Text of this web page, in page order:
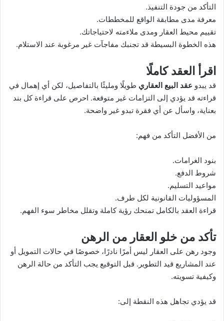
التأكد من جودة التنفيذ.
معرفة مدى مطابقة الواقع للمخططات.
تقييم محيط العقار ومدى ملاءمته لاحتياجاتك.
هذه الخطوة البسيطة قد تجنبك مفاجآت غير مرغوبة عند الاستلام.
اقرأ العقد كاملًا
قد يبدو عقد البيع العقاري طويلًا ومليئًا بالتفاصيل، لكن أي إهمال في
قراءته قد يؤدي إلى التزامات غير متوقعة. احرص على قراءة كل بند
بعناية، واسأل عن أي فقرة تبدو غير واضحة.
من الأفضل التأكد من فهم:
بنود الغرامات.
شروط الدفع.
مواعيد التسليم.
المسؤوليات القانونية لكل طرف.
قراءة العقد بالكامل تمنحك رؤية كاملة وتقلل مخاطر سوء الفهم.
تأكد من خلو العقار من الرهن
وجود رهن على العقار ليس أمرًا نادرًا، خصوصًا في حالات التمويل أو
عند المشاريع قيد التطوير. قبل التوقيع يجب التأكد من حالة الرهن
وكيفية تسويته.
قد يؤدي تجاهل هذه النقطة إلى: